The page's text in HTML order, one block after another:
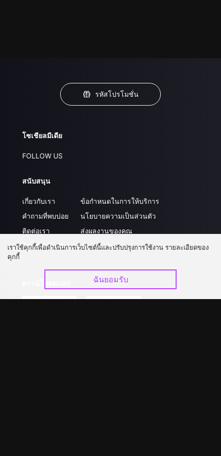
รหัสโปรโมชั่น
โซเชียลมีเดีย
FOLLOW US
สนับสนุน
เกี่ยวกับเรา
คำถามที่พบบ่อย
ติดต่อเรา
อัปเกรด วีไอพี
ข้อกำหนดในการให้บริการ
นโยบายความเป็นส่วนตัว
ส่งผลงานของคุณ
ร่วมงานกับเรา
เราใช้คุกกี้เพื่อดำเนินการเว็บไซต์นี้และปรับปรุงการใช้งาน รายละเอียดของ
คุกกี้
ฉันยอมรับ